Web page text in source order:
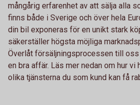
mångårig erfarenhet av att sälja alla
finns både i Sverige och över hela
din bil exponeras för en unikt stark
säkerställer högsta möjliga
Överlåt försäljningsprocessen till
en bra affär. Läs mer nedan om hur vi
olika tjänsterna du som kund kan få